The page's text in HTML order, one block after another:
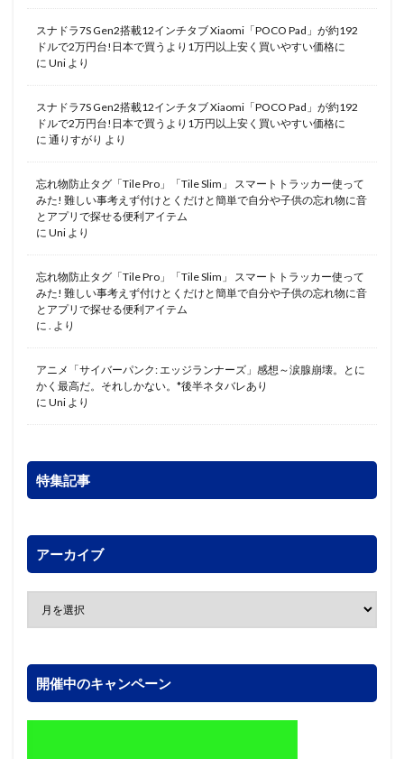
スナドラ7S Gen2搭載12インチタブ Xiaomi「POCO Pad」が約192
ドルで2万円台!日本で買うより1万円以上安く買いやすい価格に
に Uni より
スナドラ7S Gen2搭載12インチタブ Xiaomi「POCO Pad」が約192
ドルで2万円台!日本で買うより1万円以上安く買いやすい価格に
に 通りすがり より
忘れ物防止タグ「Tile Pro」「Tile Slim」 スマートトラッカー使って
みた! 難しい事考えず付けとくだけと簡単で自分や子供の忘れ物に音
とアプリで探せる便利アイテム
に Uni より
忘れ物防止タグ「Tile Pro」「Tile Slim」 スマートトラッカー使って
みた! 難しい事考えず付けとくだけと簡単で自分や子供の忘れ物に音
とアプリで探せる便利アイテム
に
より
アニメ「サイバーパンク: エッジランナーズ」感想～涙腺崩壊。とに
かく最高だ。それしかない。*後半ネタバレあり
に Uni より
特集記事
アーカイブ
開催中のキャンペーン